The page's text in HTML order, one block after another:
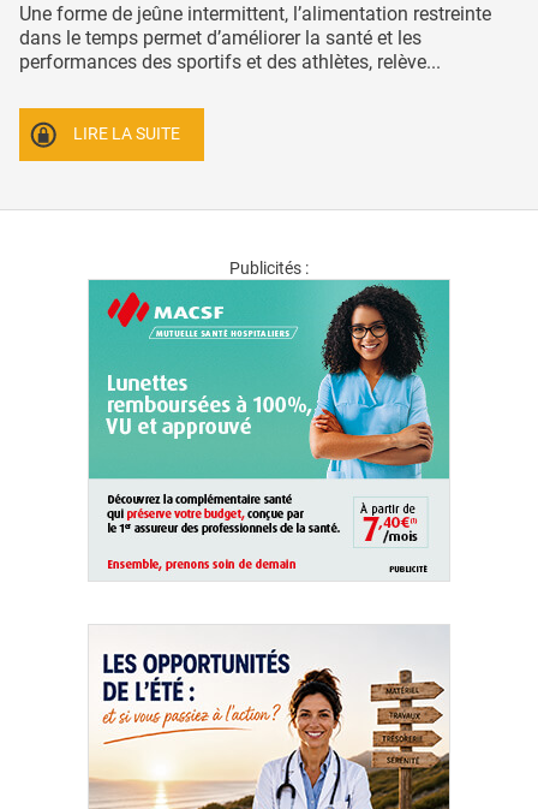
Une forme de jeûne intermittent, l’alimentation restreinte
dans le temps permet d’améliorer la santé et les
performances des sportifs et des athlètes, relève...
LIRE LA SUITE
Publicités :